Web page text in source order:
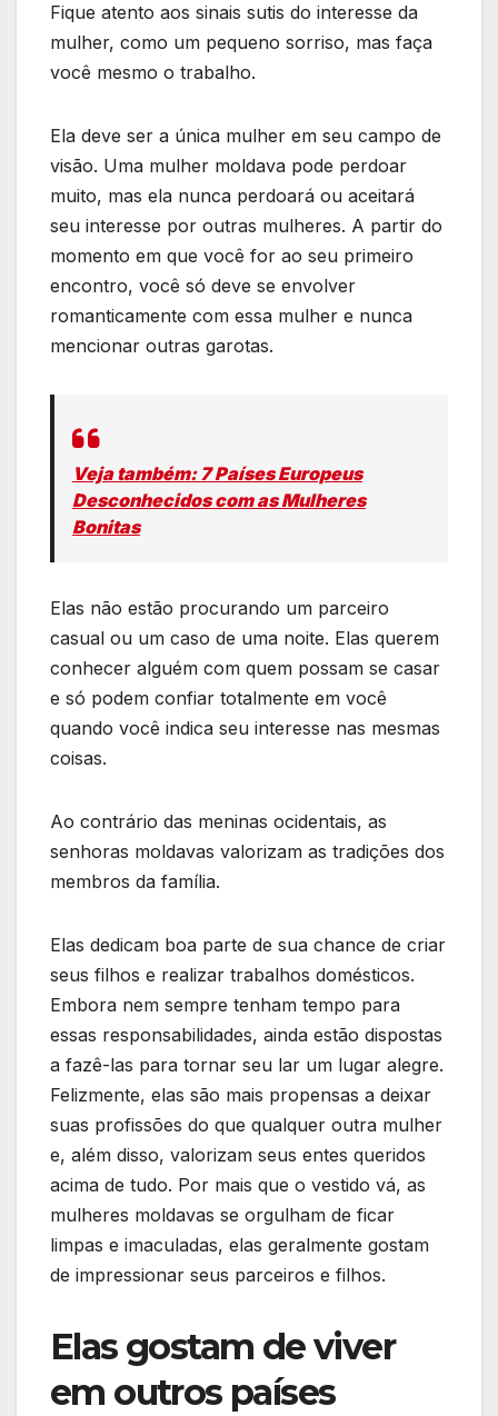
Fique atento aos sinais sutis do interesse da
mulher, como um pequeno sorriso, mas faça
você mesmo o trabalho.
Ela deve ser a única mulher em seu campo de
visão. Uma mulher moldava pode perdoar
muito, mas ela nunca perdoará ou aceitará
seu interesse por outras mulheres. A partir do
momento em que você for ao seu primeiro
encontro, você só deve se envolver
romanticamente com essa mulher e nunca
mencionar outras garotas.
Veja também: 7 Países Europeus
Desconhecidos com as Mulheres
Bonitas
Elas não estão procurando um parceiro
casual ou um caso de uma noite. Elas querem
conhecer alguém com quem possam se casar
e só podem confiar totalmente em você
quando você indica seu interesse nas mesmas
coisas.
Ao contrário das meninas ocidentais, as
senhoras moldavas valorizam as tradições dos
membros da família.
Elas dedicam boa parte de sua chance de criar
seus filhos e realizar trabalhos domésticos.
Embora nem sempre tenham tempo para
essas responsabilidades, ainda estão dispostas
a fazê-las para tornar seu lar um lugar alegre.
Felizmente, elas são mais propensas a deixar
suas profissões do que qualquer outra mulher
e, além disso, valorizam seus entes queridos
acima de tudo. Por mais que o vestido vá, as
mulheres moldavas se orgulham de ficar
limpas e imaculadas, elas geralmente gostam
de impressionar seus parceiros e filhos.
Elas gostam de viver
em outros países